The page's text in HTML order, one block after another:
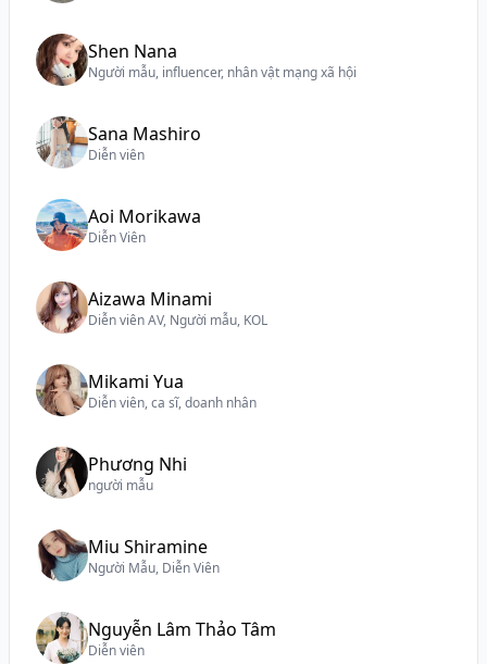
Shen Nana
Người mẫu, influencer, nhân vật mạng xã hội
Sana Mashiro
Diễn viên
Aoi Morikawa
Diễn Viên
Aizawa Minami
Diễn viên AV, Người mẫu, KOL
Mikami Yua
Diễn viên, ca sĩ, doanh nhân
Phương Nhi
người mẫu
Miu Shiramine
Người Mẫu, Diễn Viên
Nguyễn Lâm Thảo Tâm
Diễn viên